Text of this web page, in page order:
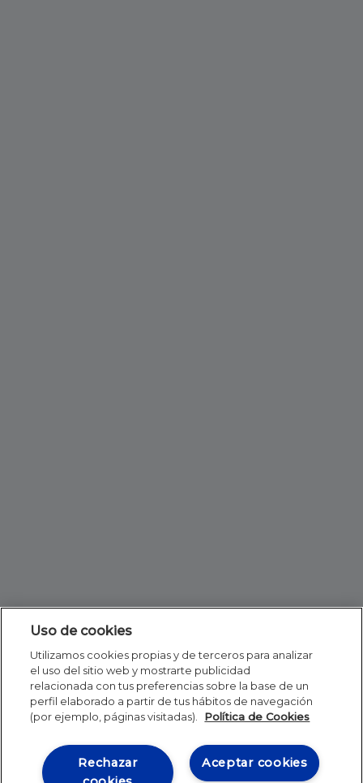
Uso de cookies
Utilizamos cookies propias y de terceros para analizar
el uso del sitio web y mostrarte publicidad
relacionada con tus preferencias sobre la base de un
perfil elaborado a partir de tus hábitos de navegación
(por ejemplo, páginas visitadas).
Política de Cookies
Aceptar cookies
Rechazar